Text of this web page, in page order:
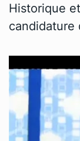
Historique
candidature